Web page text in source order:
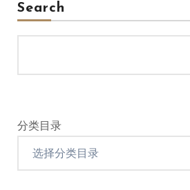
Search
分类目录